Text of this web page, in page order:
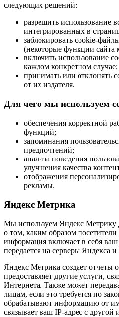
следующих решений:
разрешить использование
интегрированных в
заблокировать cookie-
(некоторые функции сайта
включить использование
каждом конкретном случае;
принимать или отклонять
от их издателя.
Для чего мы используем
обеспечения корректной
функций;
запоминания
предпочтений;
анализа поведения
улучшения качества
отображения
рекламы.
Яндекс Метрика
Мы используем Яндекс Метрику
о том, каким образом
информация включает в себя ваш
передается на серверы Яндекса и
Яндекс Метрика создает отчеты
предоставляет другие услуги,
Интернета. Также может
лицам, если это требуется по
обрабатывают информацию от
связывает ваш IP-адрес с